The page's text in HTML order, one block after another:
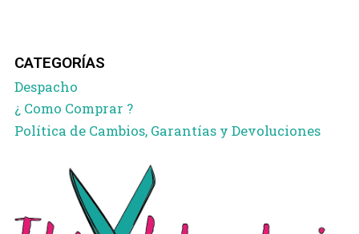
CATEGORÍAS
Despacho
¿ Como Comprar ?
Política de Cambios, Garantías y Devoluciones